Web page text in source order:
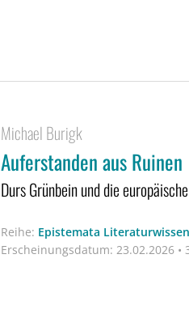
Michael Burigk
Auferstanden aus Ruinen
Durs Grünbein und die
Reihe: Epistemata
Erscheinungsdatum: 23.02.2026 •